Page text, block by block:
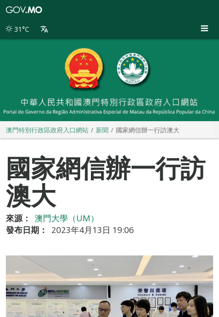
別
31°C
澳門特別行政區政府入口網站 新聞 國家網信辦一行訪澳大
國家網信辦一行訪
澳大
來源：
澳門大學（UM）
發布日期：
2023年4月13日 19:06